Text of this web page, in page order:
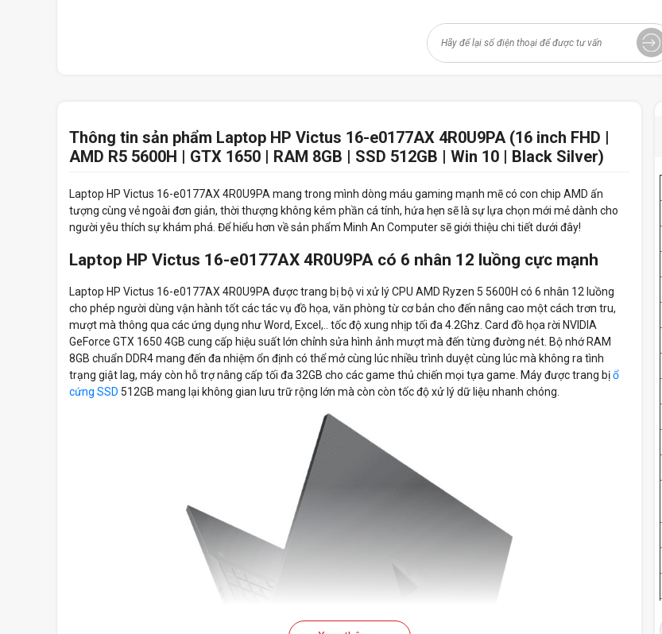
Thông tin sản phẩm Laptop HP Victus 16-e0177AX 4R0U9PA (16 inch FHD |
AMD R5 5600H | GTX 1650 | RAM 8GB | SSD 512GB | Win 10 | Black Silver)
Laptop HP Victus 16-e0177AX 4R0U9PA mang trong mình dòng máu gaming mạnh mẽ có con chip AMD ấn
tượng cùng vẻ ngoài đơn giản, thời thượng không kém phần cá tính, hứa hẹn sẽ là sự lựa chọn mới mẻ dành cho
người yêu thích sự khám phá. Để hiểu hơn về sản phẩm Minh An Computer sẽ giới thiệu chi tiết dưới đây!
Laptop HP Victus 16-e0177AX 4R0U9PA có 6 nhân 12 luồng cực mạnh
Laptop HP Victus 16-e0177AX 4R0U9PA được trang bị bộ vi xử lý CPU AMD Ryzen 5 5600H có 6 nhân 12 luồng
cho phép người dùng vận hành tốt các tác vụ đồ họa, văn phòng từ cơ bản cho đến nâng cao một cách trơn tru,
mượt mà thông qua các ứng dụng như Word, Excel,.. tốc độ xung nhịp tối đa 4.2Ghz. Card đồ họa rời NVIDIA
GeForce GTX 1650 4GB cung cấp hiệu suất lớn chỉnh sửa hình ảnh mượt mà đến từng đường nét. Bộ nhớ RAM
8GB chuẩn DDR4 mang đến đa nhiệm ổn định có thể mở cùng lúc nhiều trình duyệt cùng lúc mà không ra tình
trạng giật lag, máy còn hỗ trợ nâng cấp tối đa 32GB cho các game thủ chiến mọi tựa game. Máy được trang bịổ
cứng SSD 512GB mang lại không gian lưu trữ rộng lớn mà còn còn tốc độ xử lý dữ liệu nhanh chóng.